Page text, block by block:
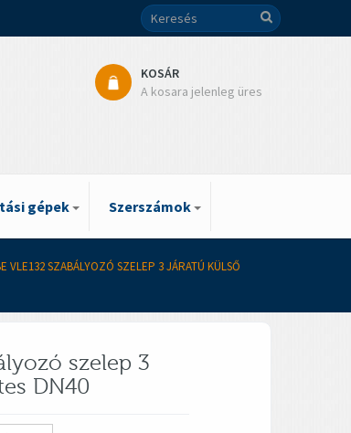
KOSÁR
A kosara jelenleg üres
gépek Szerszámok
VLE132 SZABÁLYOZÓ SZELEP 3 JÁRATÚ KÜLSŐ
szelep 3
DN40